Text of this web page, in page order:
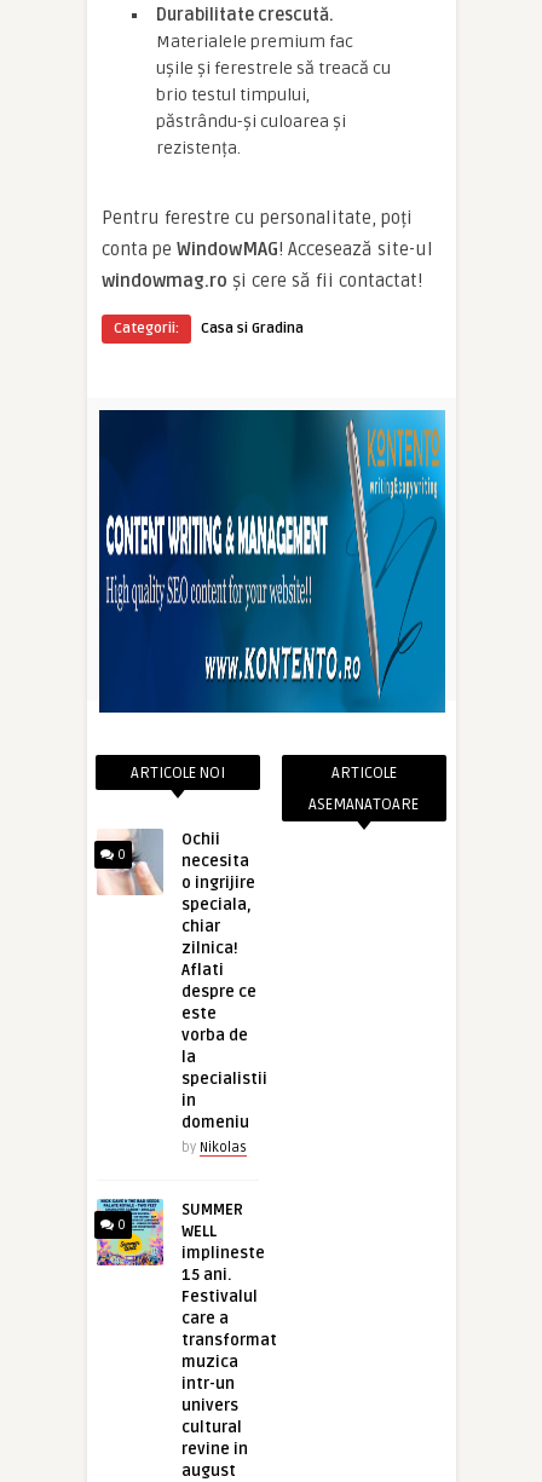
Durabilitate crescută.
Materialele premium fac
ușile și ferestrele să treacă cu
brio testul timpului,
păstrându-și culoarea și
rezistența.
Pentru ferestre cu personalitate, poți
conta pe WindowMAG! Accesează site-ul
windowmag.ro și cere să fii contactat!
Categorii: Casa si Gradina
ARTICOLE NOI
0
Ochii
necesita
o ingrijire
speciala,
chiar
zilnica!
Aflati
despre ce
este
vorba de
la
specialistii
in
domeniu
by Nikolas
0
SUMMER
WELL
implineste
15 ani.
Festivalul
care a
transformat
muzica
intr-un
univers
cultural
revine in
august
ARTICOLE
ASEMANATOARE